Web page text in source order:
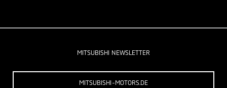
MITSUBISHI NEWSLETTER
MITSUBISHI-MOTORS.DE